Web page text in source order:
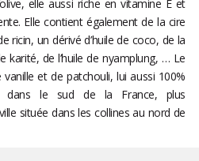
elle aussi riche en vitamine E et
Elle contient également de la cire
ricin, un dérivé d’huile de coco, de la
karité, de l’huile de nyamplung, … Le
et de patchouli, lui aussi 100%
dans le sud de la France, plus
située dans les collines au nord de